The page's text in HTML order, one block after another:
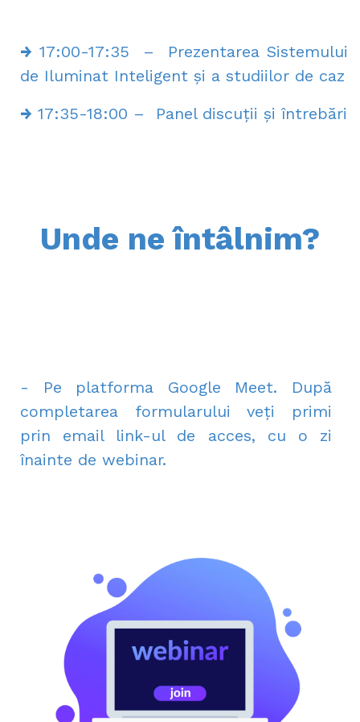
→ 17:00-17:35 – Prezentarea Sistemului
de Iluminat Inteligent și a studiilor de caz
→ 17:35-18:00 – Panel discuții și întrebări
Unde ne întâlnim?
- Pe platforma Google Meet. După
completarea formularului veți primi
prin email link-ul de acces, cu o zi
înainte de webinar.